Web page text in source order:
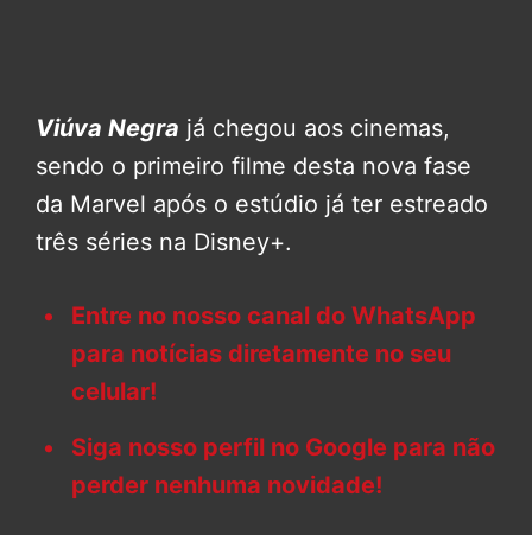
Viúva Negra já chegou aos cinemas,
sendo o primeiro filme desta nova fase
da Marvel após o estúdio já ter estreado
três séries na Disney+.
Entre no nosso canal do WhatsApp
para notícias diretamente no seu
celular!
Siga nosso perfil no Google para não
perder nenhuma novidade!